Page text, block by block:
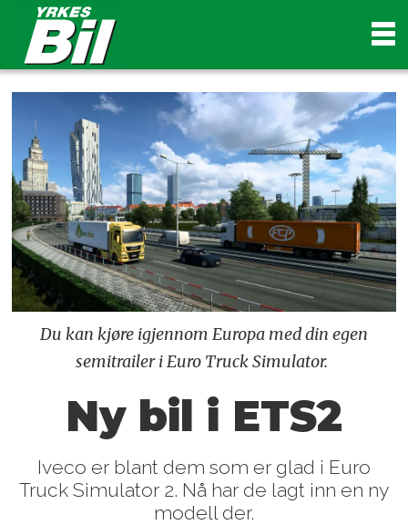
Du kan kjøre igjennom Europa med din egen
semitrailer i Euro Truck Simulator.
Ny bil i ETS2
Iveco er blant dem som er glad i Euro
Truck Simulator 2. Nå har de lagt inn en ny
modell der.